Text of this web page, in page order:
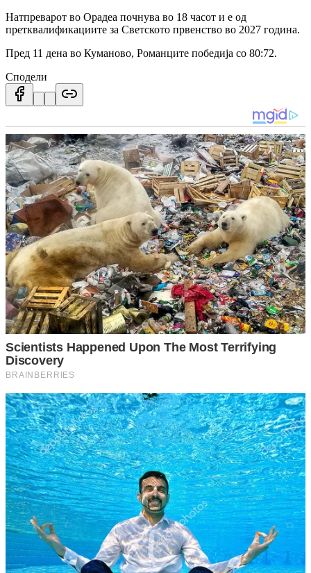
Натпреварот во Орадеа почнува во 18 часот и е од
претквалификациите за Светското првенство во 2027 година.
Пред 11 дена во Куманово, Романците победија со 80:72.
Сподели